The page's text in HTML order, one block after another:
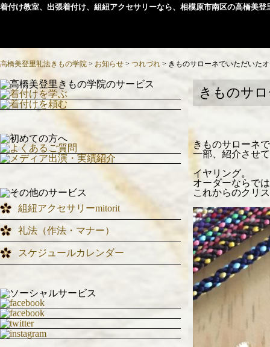
着付け教室、出張着付け、組紐アクセサリーなら、相模原市南区の高橋美登
高橋美登里礼法きもの学院 > お知らせ > つれづれ > きものサローネでいただいた
きものサ
きものサローネ
一部、紹介させ
イヤリング。
オーダーならで
これからのクリ
組紐アクセサリーmitorit
礼法（作法・マナー）
スケジュールカレンダー